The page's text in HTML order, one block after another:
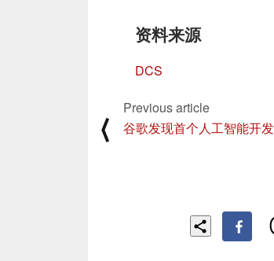
资料来源
DCS
⟨
Previous article
谷歌发现首个人工智能开